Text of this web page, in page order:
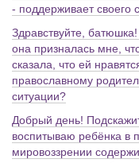
- поддерживает своего
Здравствуйте,
она призналась мне,
сказала, что ей
православному
ситуации?
Добрый день!
воспитываю ребёнка в
мировоззрении